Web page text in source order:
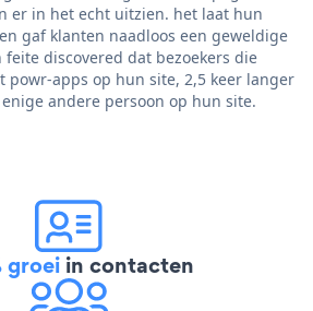
er in het echt uitzien. het laat hun
gaf klanten naadloos een geweldige
discovered dat bezoekers die
powr-apps op hun site, 2,5 keer langer
andere persoon op hun site.
groei in contacten